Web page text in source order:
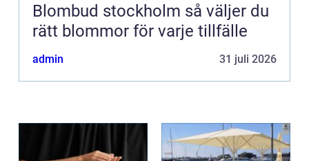
Blombud stockholm så väljer du
rätt blommor för varje tillfälle
admin 31 juli 2026